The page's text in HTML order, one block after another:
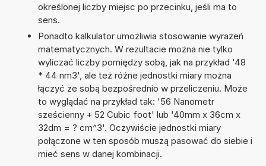
określonej liczby miejsc po przecinku, jeśli ma to
sens.
Ponadto kalkulator umożliwia stosowanie wyrażeń
matematycznych. W rezultacie można nie tylko
wyliczać liczby pomiędzy sobą, jak na przykład '48
* 44 nm3', ale też różne jednostki miary można
łączyć ze sobą bezpośrednio w przeliczeniu. Może
to wyglądać na przykład tak: '56 Nanometr
sześcienny + 52 Cubic foot' lub '40mm x 36cm x
32dm = ? cm^3'. Oczywiście jednostki miary
połączone w ten sposób muszą pasować do siebie i
mieć sens w danej kombinacji.